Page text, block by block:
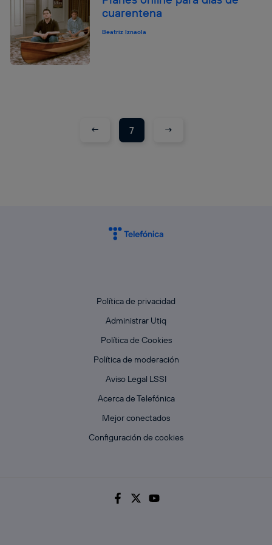
cuarentena
Beatriz Iznaola
← 7 →
Política de privacidad
Administrar Utiq
Política de Cookies
Política de moderación
Aviso Legal LSSI
Acerca de Telefónica
Mejor conectados
Configuración de cookies